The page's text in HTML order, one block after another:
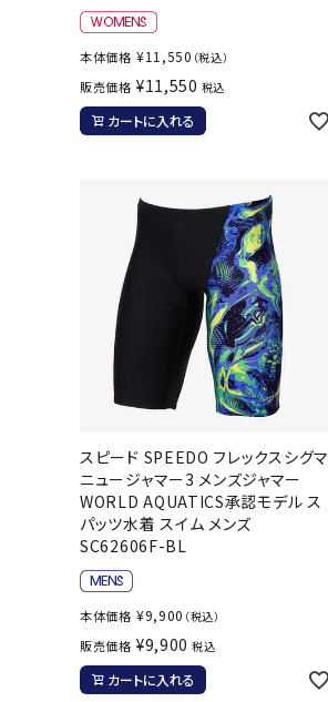
本体価格 ¥11,550 （税込）
販売価格 ¥11,550 税込
カートに入れる
スピード SPEEDO フレックスシグマ
ニュージャマー3 メンズジャマー
WORLD AQUATICS承認モデル ス
パッツ水着 スイム メンズ
SC62606F-BL
本体価格 ¥9,900 （税込）
販売価格 ¥9,900 税込
カートに入れる